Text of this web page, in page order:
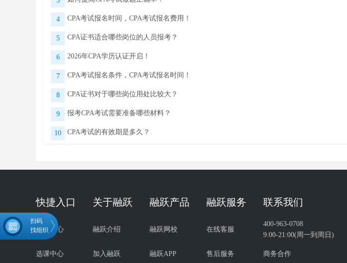
4 CPA考试报名时间，CPA考试报名费用！
5 CPA证书适合哪些岗位的人员报考？
6 2026年CPA学历认证开启！
7 CPA考试报名条件，CPA考试报名时间！
8 CPA证书对于哪些岗位用处比较大？
9 报考CPA考试需要准备哪些材料？
10 CPA考试的有效期是多久？
扫码
找组织
快捷入口 关于融跃 融跃产品 融跃服务 联系我们
试听中心 融跃介绍 融跃网校 在线客服
400-963-0708
9:00-21:00(周一到周日)
选课中心 加入融跃 融跃APP 售后服务 商务合作